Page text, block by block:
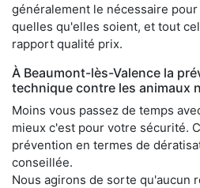
généralement le nécessaire
quelles qu'elles soient, et tout
rapport qualité prix.
À Beaumont-lès-Valence la
technique contre les animaux
Moins vous passez de temps
mieux c'est pour votre sécurité.
prévention en termes de
conseillée.
Nous agirons de sorte qu'aucun